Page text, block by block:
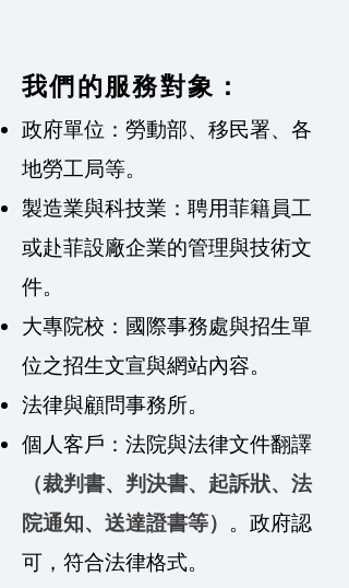
我們的服務對象：
政府單位：勞動部、移民署、各
地勞工局等。
製造業與科技業：聘用菲籍員工
或赴菲設廠企業的管理與技術文
件。
大專院校：國際事務處與招生單
位之招生文宣與網站內容。
法律與顧問事務所。
個人客戶：法院與法律文件翻譯
（裁判書、判決書、起訴狀、法
院通知、送達證書等） 。政府認
可，符合法律格式。